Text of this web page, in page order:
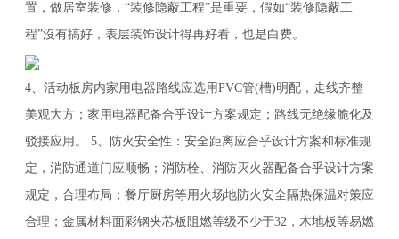
置，做居室装修，“装修隐蔽工程”是重要，假如“装修隐蔽工
程”沒有搞好，表层装饰设计得再好看，也是白费。
4、活动板房内家用电器路线应选用PVC管(槽)明配，走线齐整
美观大方；家用电器配备合乎设计方案规定；路线无绝缘脆化及
驳接应用。 5、防火安全性：安全距离应合乎设计方案和标准规
定，消防通道门应顺畅；消防栓、消防灭火器配备合乎设计方案
规定，合理布局；餐厅厨房等用火场地防火安全隔热保温对策应
合理；金属材料面彩钢夹芯板阻燃等级不少于32，木地板等易燃